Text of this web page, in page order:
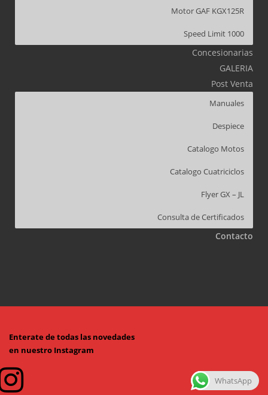
Motor GAF KGX125R
Speed Limit 1000
Concesionarias
GALERIA
Post Venta
Manuales
Despiece
Catalogo Motos
Catalogo Cuatriciclos
Flyer GX – JL
Consulta de Certificados
Contacto
Enterate de todas las novedades
en nuestro Instagram
WhatsApp